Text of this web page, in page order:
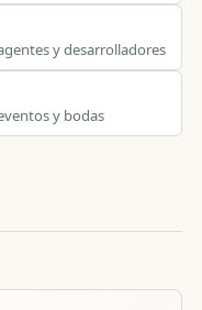
y desarrolladores
y bodas